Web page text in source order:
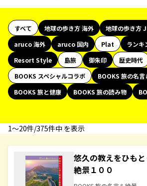
すべて 地球の歩き方 海外
地球の歩き方 J
aruco 海外
aruco 国内 Plat
ランキ
Resort Style
島旅 御朱印 歴史時代
BOOKS スペシャルコラボ
BOOKS 旅の名言
BOOKS 旅と健康
BOOKS 旅の読み物
1〜20件/375件中 を表示
悠久の教えをひも
絶景１００